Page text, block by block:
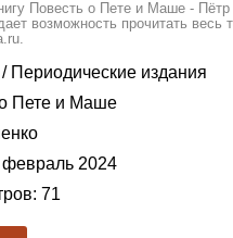
Повесть о Пете и Маше -
возможность прочитать весь
/ Периодические издания
Пете и Маше
2024
71